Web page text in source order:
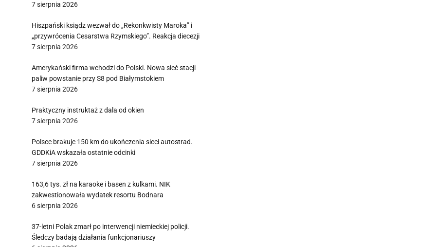
7 sierpnia 2026
Hiszpański ksiądz wezwał do „Rekonkwisty Maroka” i
„przywrócenia Cesarstwa Rzymskiego”. Reakcja diecezji
7 sierpnia 2026
Amerykański firma wchodzi do Polski. Nowa sieć stacji
paliw powstanie przy S8 pod Białymstokiem
7 sierpnia 2026
Praktyczny instruktaż z dala od okien
7 sierpnia 2026
Polsce brakuje 150 km do ukończenia sieci autostrad.
GDDKiA wskazała ostatnie odcinki
7 sierpnia 2026
163,6 tys. zł na karaoke i basen z kulkami. NIK
zakwestionowała wydatek resortu Bodnara
6 sierpnia 2026
37-letni Polak zmarł po interwencji niemieckiej policji.
Śledczy badają działania funkcjonariuszy